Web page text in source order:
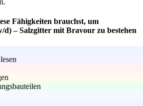
Fähigkeiten brauchst, um
d) – Salzgitter mit Bravour zu bestehen